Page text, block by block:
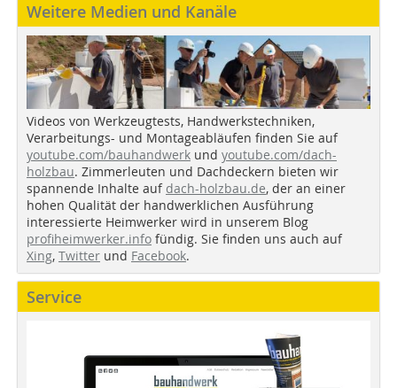
Weitere Medien und Kanäle
Videos von Werkzeugtests, Handwerkstechniken,
Verarbeitungs- und Montageabläufen finden Sie auf
youtube.com/bauhandwerk und youtube.com/dach-
holzbau. Zimmerleuten und Dachdeckern bieten wir
spannende Inhalte auf dach-holzbau.de, der an einer
hohen Qualität der handwerklichen Ausführung
interessierte Heimwerker wird in unserem Blog
profiheimwerker.info fündig. Sie finden uns auch auf
Xing, Twitter und Facebook.
Service